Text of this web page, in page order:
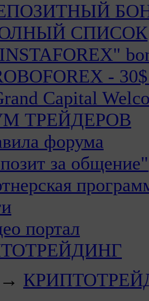
СПИСОК
-
Capital
ТРЕЙДЕРОВ
форума
за общение"
портал
→